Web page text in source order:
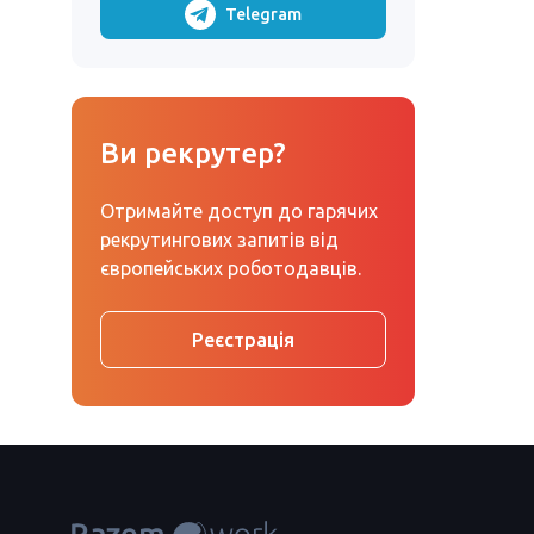
Telegram
Ви рекрутер?
Отримайте доступ до гарячих
рекрутингових запитів від
європейських роботодавців.
Реєстрація